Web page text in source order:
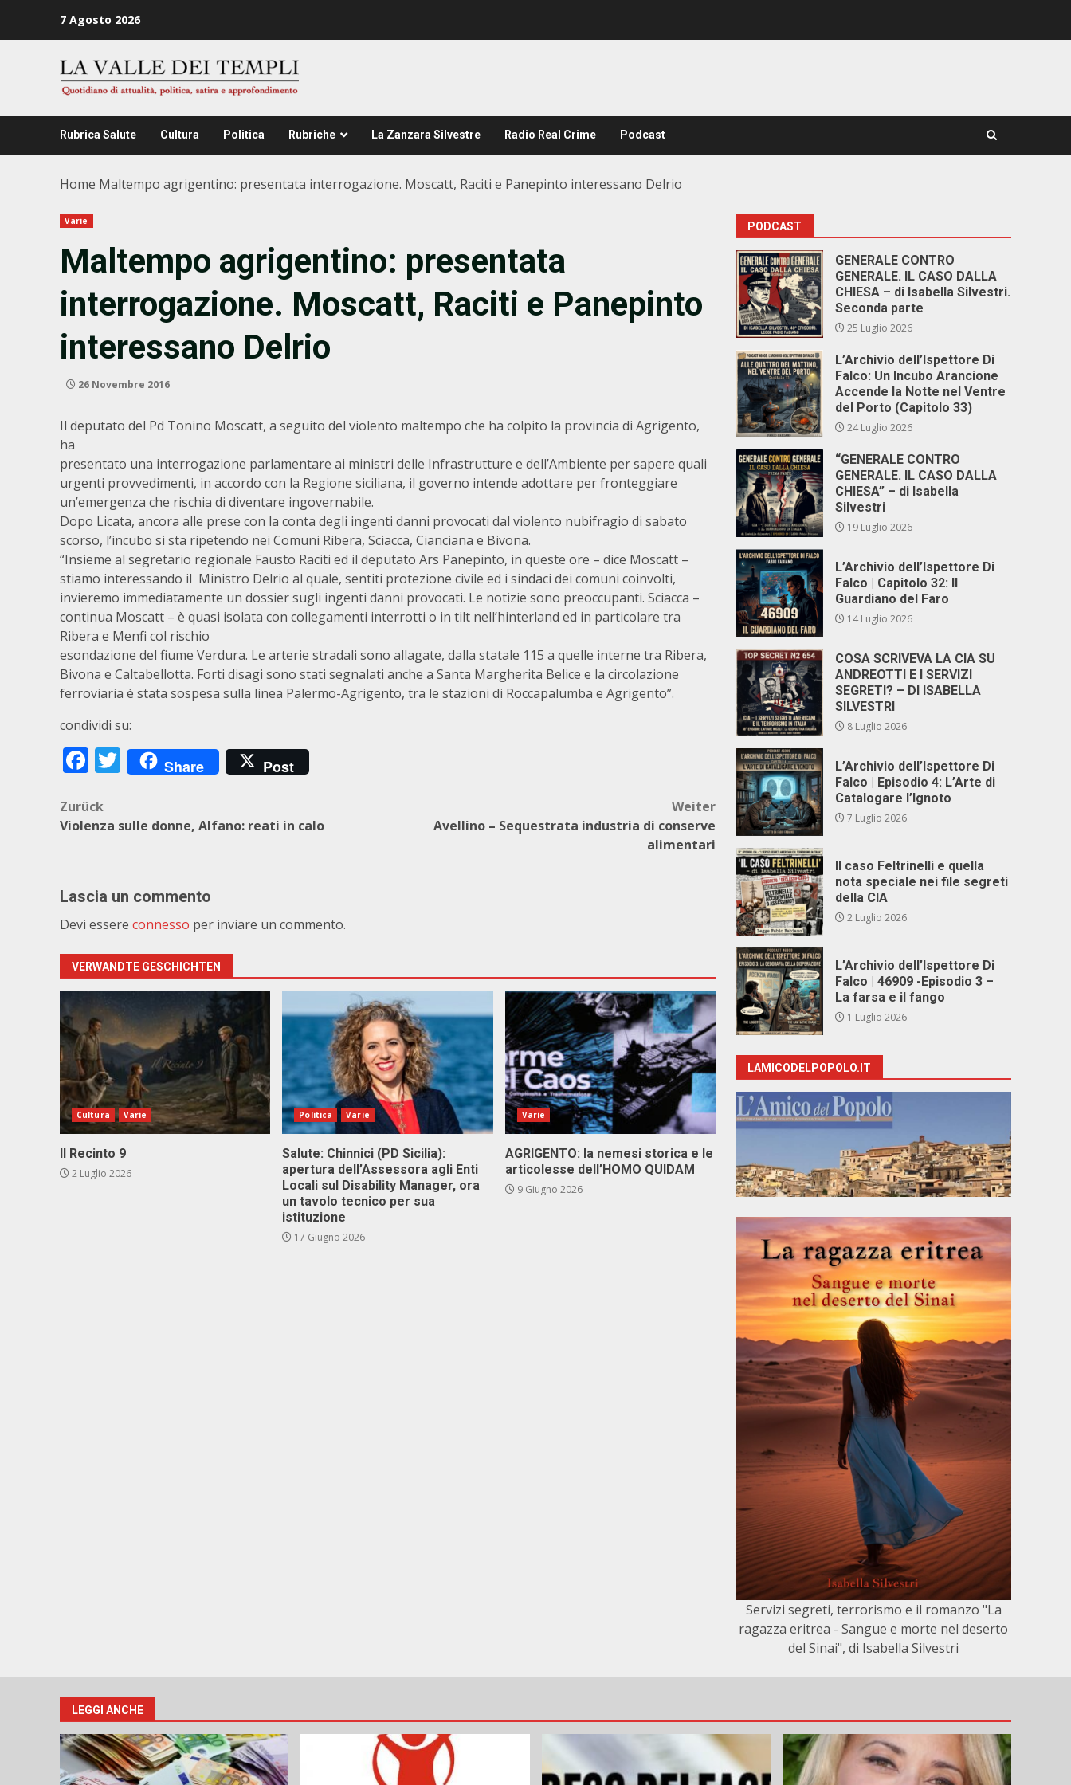
7 Agosto 2026
Rubrica Salute Cultura Politica Rubriche La Zanzara Silvestre Radio Real Crime Podcast
Home Maltempo agrigentino: presentata interrogazione. Moscatt, Raciti e Panepinto interessano Delrio
Varie
Maltempo agrigentino: presentata
interrogazione. Moscatt, Raciti e Panepinto
interessano Delrio
26 Novembre 2016
Il deputato del Pd Tonino Moscatt, a seguito del violento maltempo che ha colpito la provincia di Agrigento,
ha
presentato una interrogazione parlamentare ai ministri delle Infrastrutture e dell’Ambiente per sapere quali
urgenti provvedimenti, in accordo con la Regione siciliana, il governo intende adottare per fronteggiare
un’emergenza che rischia di diventare ingovernabile.
Dopo Licata, ancora alle prese con la conta degli ingenti danni provocati dal violento nubifragio di sabato
scorso, l’incubo si sta ripetendo nei Comuni Ribera, Sciacca, Cianciana e Bivona.
“Insieme al segretario regionale Fausto Raciti ed il deputato Ars Panepinto, in queste ore – dice Moscatt –
stiamo interessando il Ministro Delrio al quale, sentiti protezione civile ed i sindaci dei comuni coinvolti,
invieremo immediatamente un dossier sugli ingenti danni provocati. Le notizie sono preoccupanti. Sciacca –
continua Moscatt – è quasi isolata con collegamenti interrotti o in tilt nell’hinterland ed in particolare tra
Ribera e Menfi col rischio
esondazione del fiume Verdura. Le arterie stradali sono allagate, dalla statale 115 a quelle interne tra Ribera,
Bivona e Caltabellotta. Forti disagi sono stati segnalati anche a Santa Margherita Belice e la circolazione
ferroviaria è stata sospesa sulla linea Palermo-Agrigento, tra le stazioni di Roccapalumba e Agrigento”.
condividi su:
Facebook
Twitter
Share Post
Beitragsnavigation
Zurück
Violenza sulle donne, Alfano: reati in calo
Weiter
Avellino – Sequestrata industria di conserve
alimentari
Lascia un commento
Devi essere connesso per inviare un commento.
VERWANDTE GESCHICHTEN
Cultura Varie
Il Recinto 9
2 Luglio 2026
Politica Varie
Salute: Chinnici (PD Sicilia):
apertura dell’Assessora agli Enti
Locali sul Disability Manager, ora
un tavolo tecnico per sua
istituzione
17 Giugno 2026
Varie
AGRIGENTO: la nemesi storica e le
articolesse dell’HOMO QUIDAM
9 Giugno 2026
PODCAST
GENERALE CONTRO
GENERALE. IL CASO DALLA
CHIESA – di Isabella Silvestri.
Seconda parte
25 Luglio 2026
L’Archivio dell’Ispettore Di
Falco: Un Incubo Arancione
Accende la Notte nel Ventre
del Porto (Capitolo 33)
24 Luglio 2026
“GENERALE CONTRO
GENERALE. IL CASO DALLA
CHIESA” – di Isabella
Silvestri
19 Luglio 2026
L’Archivio dell’Ispettore Di
Falco | Capitolo 32: Il
Guardiano del Faro
14 Luglio 2026
COSA SCRIVEVA LA CIA SU
ANDREOTTI E I SERVIZI
SEGRETI? – DI ISABELLA
SILVESTRI
8 Luglio 2026
L’Archivio dell’Ispettore Di
Falco | Episodio 4: L’Arte di
Catalogare l’Ignoto
7 Luglio 2026
Il caso Feltrinelli e quella
nota speciale nei file segreti
della CIA
2 Luglio 2026
L’Archivio dell’Ispettore Di
Falco | 46909 -Episodio 3 –
La farsa e il fango
1 Luglio 2026
LAMICODELPOPOLO.IT
Servizi segreti, terrorismo e il romanzo "La
ragazza eritrea - Sangue e morte nel deserto
del Sinai", di Isabella Silvestri
LEGGI ANCHE